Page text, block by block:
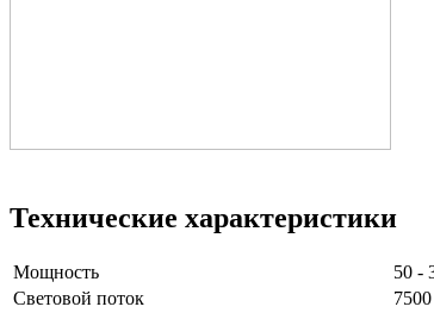
Технические характеристики
Мощность
50 -
Световой поток